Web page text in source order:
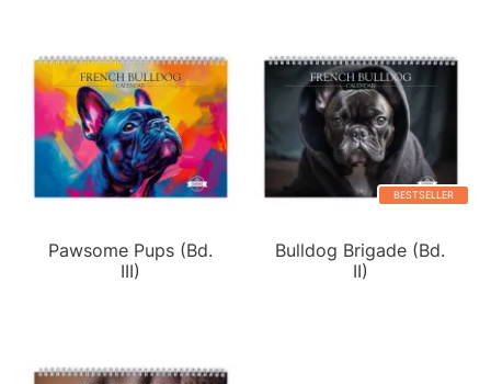
Pawsome Pups (Bd.
III)
BESTSELLER
Bulldog Brigade (Bd.
II)